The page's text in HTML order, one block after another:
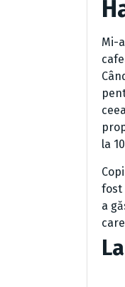
Mi-
la
fost
a
La
In